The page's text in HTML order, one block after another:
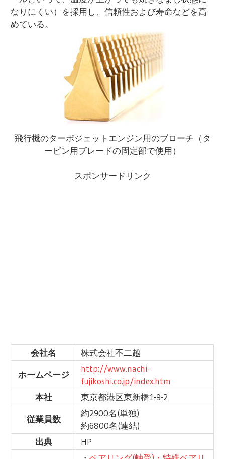
なりにくい）を採用し、信頼性および寿命などを高
めている。
飛行機のターボジェットエンジン用のブローチ（タ
ービン用ブレードの固定部で使用）
スポンサードリンク
会社名 株式会社不二越
ホームページ
http://www.nachi-
fujikoshi.co.jp/index.htm
本社
東京都港区東新橋1-9-2
従業員数
約2900名(単独)
約6800名(連結)
出典
HP